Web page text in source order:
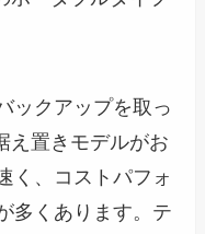
ックアップを取っ
え置きモデルがお
く、コストパフォ
多くあります。テ